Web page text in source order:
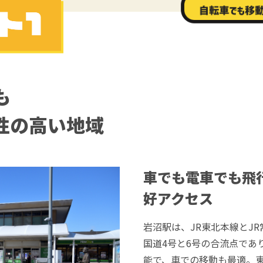
の高い地域
車でも電車でも飛
好アクセス
岩沼駅は、JR東北本線と
国道4号と6号の合流点であ
能で、車での移動も最適。